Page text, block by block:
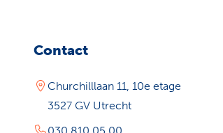
Contact
Churchilllaan 11, 10e etage
3527 GV Utrecht